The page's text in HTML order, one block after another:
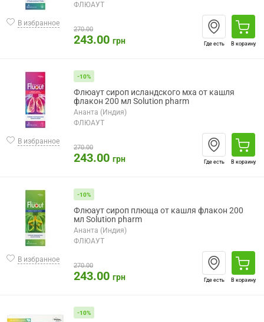
В избранное
ФЛЮАУТ
270.00
243.00 грн Где есть В корзину
В избранное
-10%
Флюаут сироп исландского мха от кашля
флакон 200 мл Solution pharm
Ананта (Индия)
ФЛЮАУТ
270.00
243.00 грн Где есть В корзину
В избранное
-10%
Флюаут сироп плюща от кашля флакон 200
мл Solution pharm
Ананта (Индия)
ФЛЮАУТ
270.00
243.00 грн Где есть В корзину
-10%